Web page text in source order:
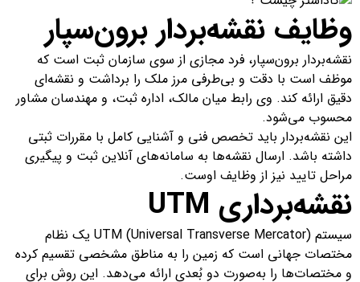
وظایف نقشه‌بردار برون‌سپار
نقشه‌بردار برون‌سپار، فرد مجازی از سوی سازمان ثبت است که
موظف است با دقت و بی‌طرفی مرز ملک را برداشت و نقشه‌ای
دقیق ارائه کند. وی رابط میان مالک، اداره ثبت، و مهندسان مشاور
محسوب می‌شود.
این نقشه‌بردار باید تخصص فنی و آشنایی کامل با مقررات ثبتی
داشته باشد. ارسال نقشه‌ها به سامانه‌های آنلاین ثبت و پیگیری
مراحل تایید نیز از وظایف اوست.
نقشه‌برداری UTM
سیستم UTM (Universal Transverse Mercator) یک نظام
مختصات جهانی است که زمین را به مناطق مشخصی تقسیم کرده
و مختصات‌ها را به‌صورت دو بُعدی ارائه می‌دهد. این روش برای